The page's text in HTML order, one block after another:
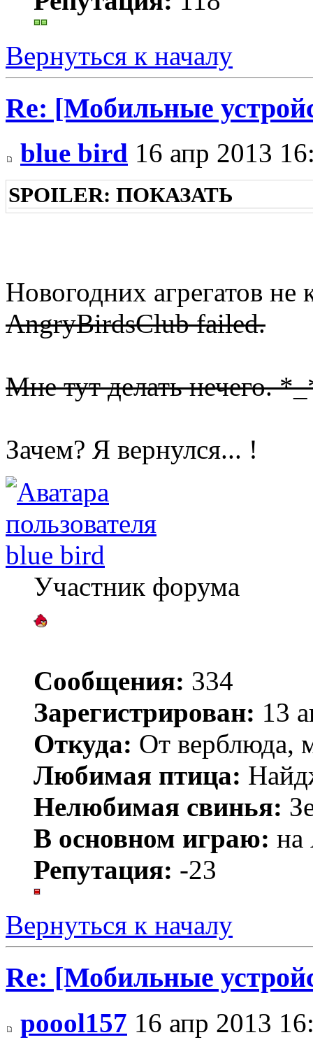
Вернуться к началу
Re: [Мобильные
blue bird 16 апр 2013
SPOILER: ПОКАЗАТЬ
Новогодних агрегатов не
AngryBirdsClub failed.
Мне тут делать нечего.
Зачем? Я вернулся... !
blue bird
Участник форума
Сообщения: 334
Зарегистрирован: 13
Откуда: От верблюда,
Любимая птица:
Нелюбимая свинья:
В основном играю: на
Репутация: -23
Вернуться к началу
Re: [Мобильные
poool157 16 апр 2013